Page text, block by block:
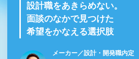
設計職をあきらめない。
面談のなかで見つけた
希望をかなえる選択肢
メーカー／設計・開発職内定